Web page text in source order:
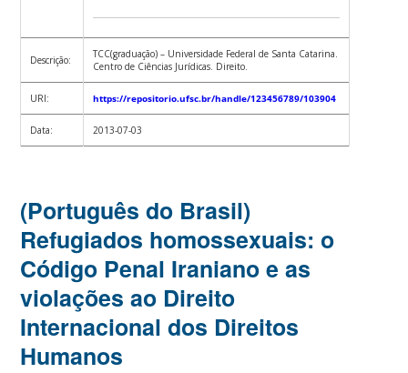
Descrição:
TCC(graduação) – Universidade Federal de Santa Catarina.
Centro de Ciências Jurídicas. Direito.
URI: https://repositorio.ufsc.br/handle/123456789/103904
Data: 2013-07-03
(Português do Brasil)
Refugiados homossexuais: o
Código Penal Iraniano e as
violações ao Direito
Internacional dos Direitos
Humanos